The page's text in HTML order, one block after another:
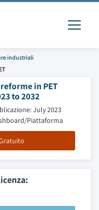
industriali
in PET
to 2032
July 2023
Piattaforma